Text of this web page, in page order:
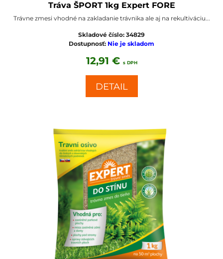
Tráva ŠPORT 1kg Expert FORE
Trávne zmesi vhodné na zakladanie trávnika ale aj na rekultiváciu...
Skladové číslo: 34829
Dostupnosť: Nie je skladom
12,91 € s DPH
DETAIL